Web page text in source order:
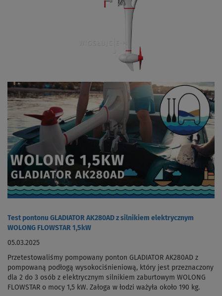
Test pontonu GLADIATOR AK280AD z silnikiem elektrycznym
WOLONG FLOWSTAR 1,5kW
05.03.2025
Przetestowaliśmy pompowany ponton GLADIATOR AK280AD z
pompowaną podłogą wysokociśnieniową, który jest przeznaczony
dla 2 do 3 osób z elektrycznym silnikiem zaburtowym WOLONG
FLOWSTAR o mocy 1,5 kW. Załoga w łodzi ważyła około 190 kg.